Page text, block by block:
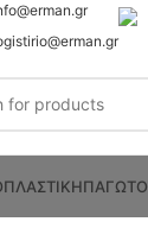
ΠΑΓΩΤΟ